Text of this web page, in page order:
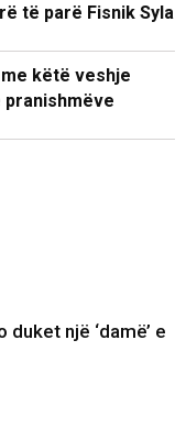
të parë Fisnik Syla
këtë veshje
një ‘damë’ e